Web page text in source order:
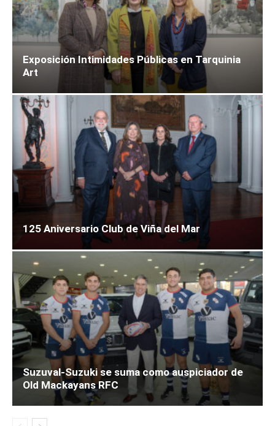
Exposición Intimidades Públicas en Tarquinia
Art
125 Aniversario Club de Viña del Mar
Suzuval-Suzuki se suma como auspiciador de
Old Mackayans RFC